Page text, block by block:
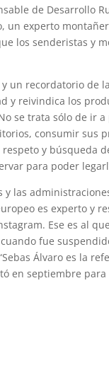
de Desarrollo
un experto
los senderistas y
y un recordatorio de
y reivindica los
se trata sólo de ir
consumir sus
y búsqueda
para poder
las
es experto y
Ese es al
fue
Álvaro es la
en septiembre